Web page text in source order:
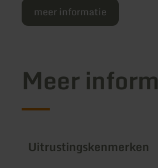
meer informatie
Meer
Uitrustingskenmerken